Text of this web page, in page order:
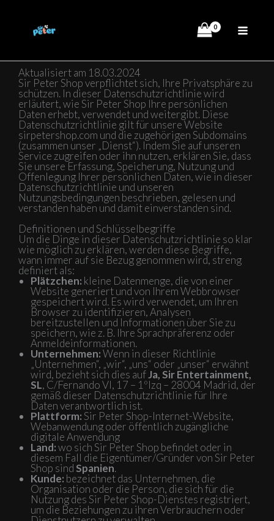
springen
Aktualisiert am 18.03.2024
Sir Peter Shop verpflichtet sich, Ihre Privatsphäre zu
schützen. In dieser Datenschutzrichtlinie wird
erläutert, wie Sir Peter Shop Ihre persönlichen
Daten erhebt, verwendet und weitergibt. Diese
Datenschutzrichtlinie gilt für unsere Website
sirpetershop.com und die zugehörigen Subdomains
(zusammen unser „Dienst“). Indem Sie auf unseren
Service zugreifen oder ihn nutzen, erklären Sie, dass
Sie unsere Erfassung, Speicherung, Nutzung und
Offenlegung Ihrer persönlichen Daten, wie in dieser
Datenschutzrichtlinie und unseren
Nutzungsbedingungen beschrieben, gelesen und
verstanden haben und damit einverstanden sind.
Definitionen und Schlüsselbegriffe
Um die Dinge in dieser Datenschutzrichtlinie so klar
wie möglich zu erklären, werden diese Begriffe,
wann immer auf sie Bezug genommen wird, streng
definiert als:
Plätzchen: kleine Datenmenge, die von einer
Website generiert und von Ihrem Webbrowser
gespeichert wird. Es wird verwendet, um Ihren
Browser zu identifizieren, Analysen
bereitzustellen und Informationen über Sie zu
speichern, wie z. B. Ihre Sprachpräferenz oder
Anmeldeinformationen.
Unternehmen:Wenn in dieser Richtlinie
„Unternehmen“, „wir“, „uns“ oder „unser“ erwähnt
wird, bezieht sich dies aufJa, Sir Entertainment,
SL, C/Fernando VI, 17 – 1ºIzq – 28004 Madrid, der
gemäß dieser Datenschutzrichtlinie für Ihre
Daten verantwortlich ist.
Plattform:Sir Peter Shop-Internet-Website,
Webanwendung oder öffentlich zugängliche
digitale Anwendung
Land:wo sich Sir Peter Shop befindet oder in
diesem Fall die Eigentümer/Gründer von Sir Peter
Shop sindSpanien.
Kunde: bezeichnet das Unternehmen, die
Organisation oder die Person, die sich für die
Nutzung des Sir Peter Shop-Dienstes registriert,
um die Beziehungen zu ihren Verbrauchern oder